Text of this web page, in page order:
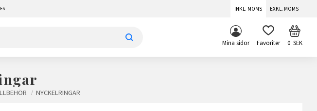
INKL. MOMS EXKL. MOMS
Mina sidor FAVORITER 0SEK
NYCKELRINGAR